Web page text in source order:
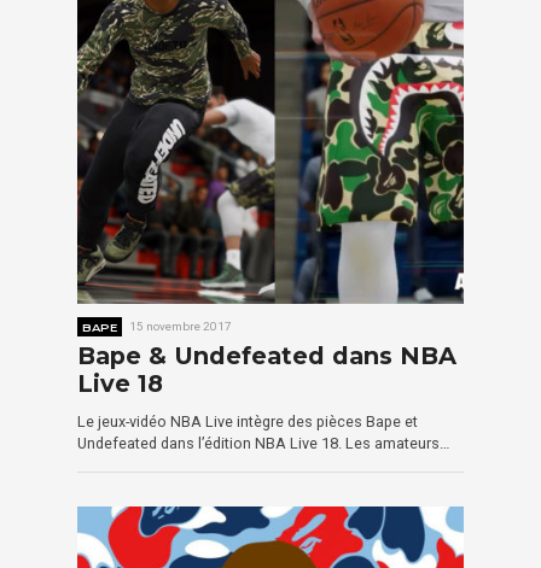
BAPE 15 novembre 2017
Bape & Undefeated dans NBA
Live 18
Le jeux-vidéo NBA Live intègre des pièces Bape et
Undefeated dans l’édition NBA Live 18. Les amateurs…